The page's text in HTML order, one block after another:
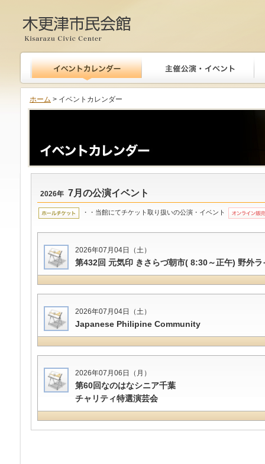
木更津市民会館
ホーム > イベントカレンダー
2026年 7月の公演イベント
・・当館にてチケット取り扱いの公演・イベント
2026年07月04日（土）
第432回 元気印 きさらづ朝市( 8:30～正午) 野外
2026年07月04日（土）
Japanese Philipine Community
2026年07月06日（月）
第60回なのはなシニア千葉
チャリティ特選演芸会